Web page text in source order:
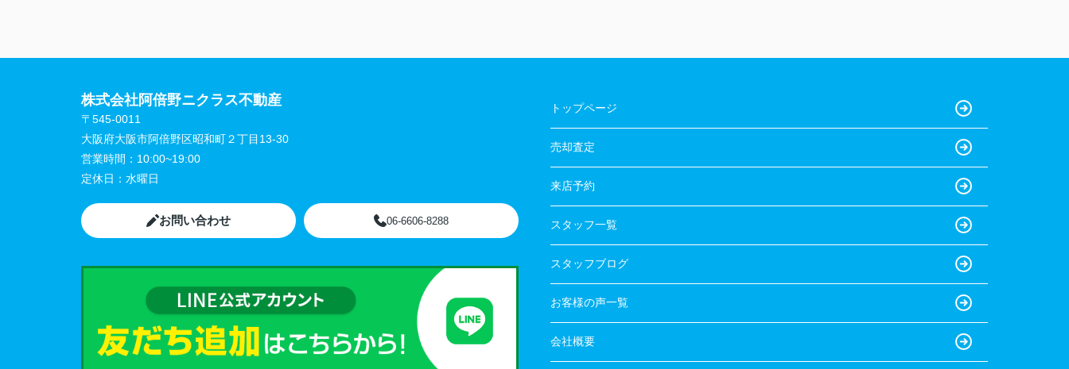
株式会社阿倍野ニクラス不動産
〒545-0011
大阪府大阪市阿倍野区昭和町２丁目13-30
営業時間： 10:00~19:00
定休日： 水曜日
お問い合わせ 06-6606-8288
トップページ
売却査定
来店予約
スタッフ一覧
スタッフブログ
お客様の声一覧
会社概要